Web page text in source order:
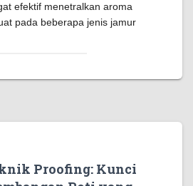
efektif menetralkan aroma
pada beberapa jenis jamur
Proofing: Kunci